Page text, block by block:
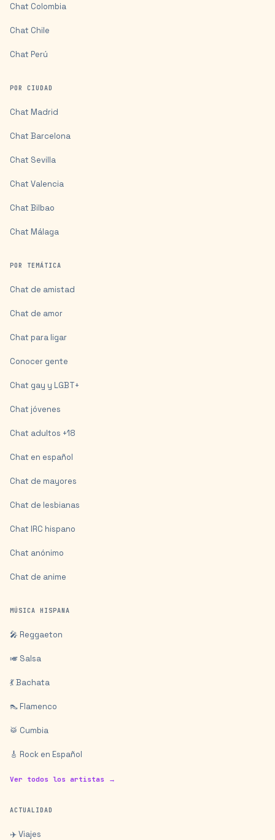
Chat Colombia
Chat Chile
Chat Perú
POR CIUDAD
Chat Madrid
Chat Barcelona
Chat Sevilla
Chat Valencia
Chat Bilbao
Chat Málaga
POR TEMÁTICA
Chat de amistad
Chat de amor
Chat para ligar
Conocer gente
Chat gay y LGBT+
Chat jóvenes
Chat adultos +18
Chat en español
Chat de mayores
Chat de lesbianas
Chat IRC hispano
Chat anónimo
Chat de anime
MÚSICA HISPANA
🎤 Reggaeton
🎺 Salsa
💃 Bachata
👠 Flamenco
🥁 Cumbia
🎸 Rock en Español
Ver todos los artistas →
ACTUALIDAD
✈️ Viajes